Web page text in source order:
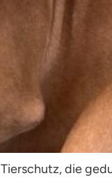
die